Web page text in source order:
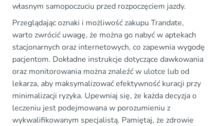
własnym samopoczuciu przed rozpoczęciem jazdy.
Przeglądając oznaki i możliwość zakupu Trandate,
warto zwrócić uwagę, że można go nabyć w aptekach
stacjonarnych oraz internetowych, co zapewnia wygodę
pacjentom. Dokładne instrukcje dotyczące dawkowania
oraz monitorowania można znaleźć w ulotce lub od
lekarza, aby maksymalizować efektywność kuracji przy
minimalizacji ryzyka. Upewniaj się, że każda decyzja o
leczeniu jest podejmowana w porozumieniu z
wykwalifikowanym specjalistą. Pamiętaj, że zdrowie